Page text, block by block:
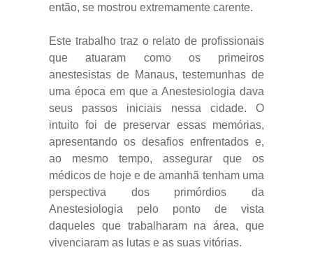
então, se mostrou extremamente carente.
Este trabalho traz o relato de profissionais
que atuaram como os primeiros
anestesistas de Manaus, testemunhas de
uma época em que a Anestesiologia dava
seus passos iniciais nessa cidade. O
intuito foi de preservar essas memórias,
apresentando os desafios enfrentados e,
ao mesmo tempo, assegurar que os
médicos de hoje e de amanhã tenham uma
perspectiva dos primórdios da
Anestesiologia pelo ponto de vista
daqueles que trabalharam na área, que
vivenciaram as lutas e as suas vitórias.